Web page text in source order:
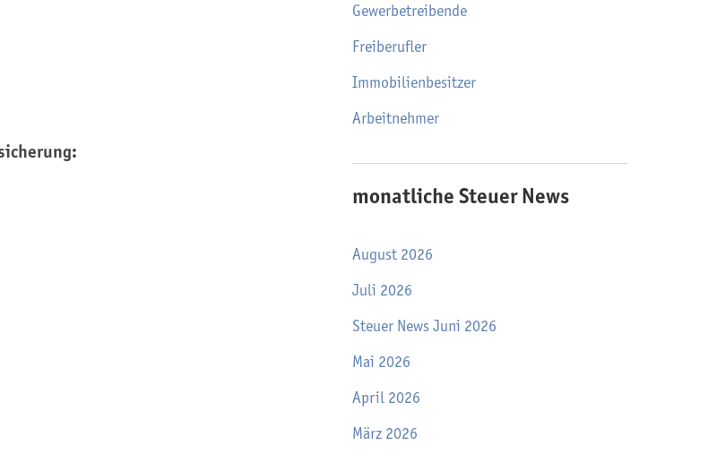
Gewerbetreibende
Freiberufler
Immobilienbesitzer
Arbeitnehmer
monatliche Steuer News
August 2026
Juli 2026
Steuer News Juni 2026
Mai 2026
April 2026
März 2026